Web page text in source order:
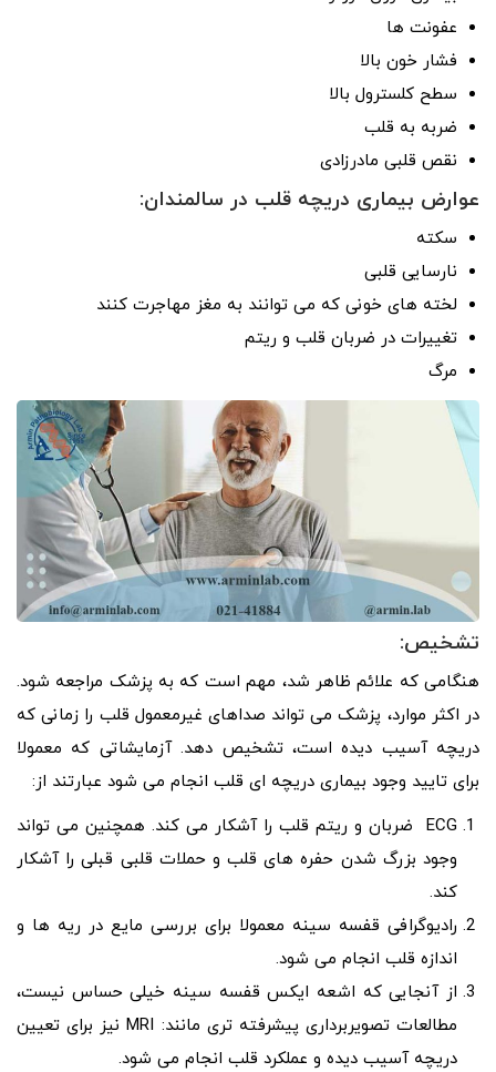
عفونت ها
فشار خون بالا
سطح کلسترول بالا
ضربه به قلب
نقص قلبی مادرزادی
عوارض بیماری دریچه قلب در سالمندان:
سکته
نارسایی قلبی
لخته های خونی که می توانند به مغز مهاجرت کنند
تغییرات در ضربان قلب و ریتم
مرگ
تشخیص:
هنگامی که علائم ظاهر شد، مهم است که به پزشک مراجعه شود.
در اکثر موارد، پزشک می تواند صداهای غیرمعمول قلب را زمانی که
دریچه آسیب دیده است، تشخیص دهد. آزمایشاتی که معمولا
برای تایید وجود بیماری دریچه ای قلب انجام می شود عبارتند از:
ECG ضربان و ریتم قلب را آشکار می کند. همچنین می تواند
وجود بزرگ شدن حفره های قلب و حملات قلبی قبلی را آشکار
کند.
رادیوگرافی قفسه سینه معمولا برای بررسی مایع در ریه ها و
اندازه قلب انجام می شود.
از آنجایی که اشعه ایکس قفسه سینه خیلی حساس نیست،
مطالعات تصویربرداری پیشرفته تری مانند: MRI نیز برای تعیین
دریچه آسیب دیده و عملکرد قلب انجام می شود.